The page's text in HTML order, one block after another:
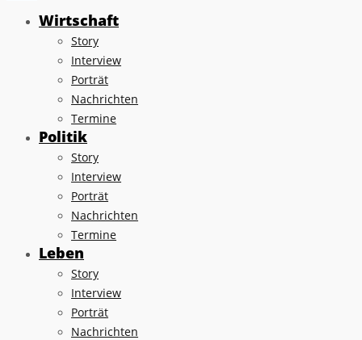
Wirtschaft
Story
Interview
Porträt
Nachrichten
Termine
Politik
Story
Interview
Porträt
Nachrichten
Termine
Leben
Story
Interview
Porträt
Nachrichten